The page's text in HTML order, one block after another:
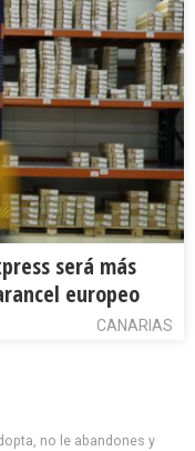
será más
europeo
CANARIAS
no le abandones y